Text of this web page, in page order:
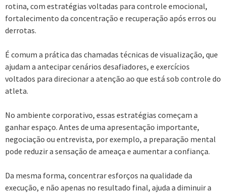
rotina, com estratégias voltadas para controle emocional,
fortalecimento da concentração e recuperação após erros ou
derrotas.
É comum a prática das chamadas técnicas de visualização, que
ajudam a antecipar cenários desafiadores, e exercícios
voltados para direcionar a atenção ao que está sob controle do
atleta.
No ambiente corporativo, essas estratégias começam a
ganhar espaço. Antes de uma apresentação importante,
negociação ou entrevista, por exemplo, a preparação mental
pode reduzir a sensação de ameaça e aumentar a confiança.
Da mesma forma, concentrar esforços na qualidade da
execução, e não apenas no resultado final, ajuda a diminuir a